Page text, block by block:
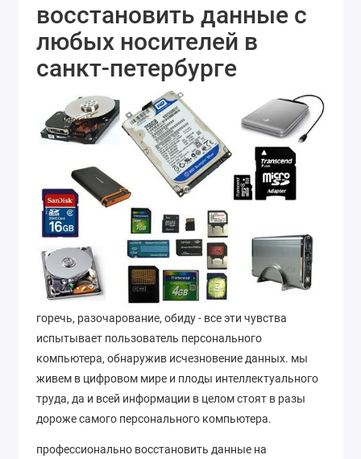
восстановить данные с
любых носителей в
санкт-петербурге
горечь, разочарование, обиду - все эти чувства
испытывает пользователь персонального
компьютера, обнаружив исчезновение данных. мы
живем в цифровом мире и плоды интеллектуального
труда, да и всей информации в целом стоят в разы
дороже самого персонального компьютера.
профессионально восстановить данные на